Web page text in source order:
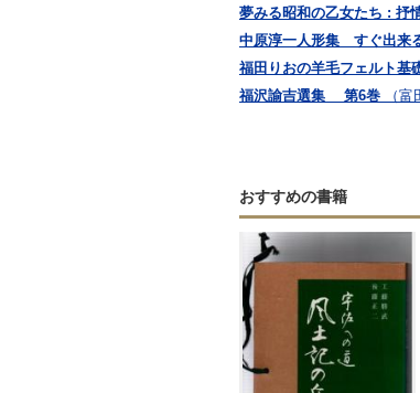
夢みる昭和の乙女たち : 抒
中原淳一人形集 すぐ出来
福田りおの羊毛フェルト基
福沢諭吉選集 第6巻
（
おすすめの書籍